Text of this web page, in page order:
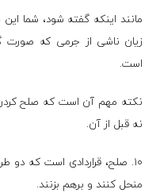
مانند اینکه گفته شود، شما
زیان ناشی از جرمی که صورت
است.
نکته مهم آن است که صلح
نه قبل از آن.
۱۰. صلح، قراردادی است که دو
منحل کنند و برهم بزنند.